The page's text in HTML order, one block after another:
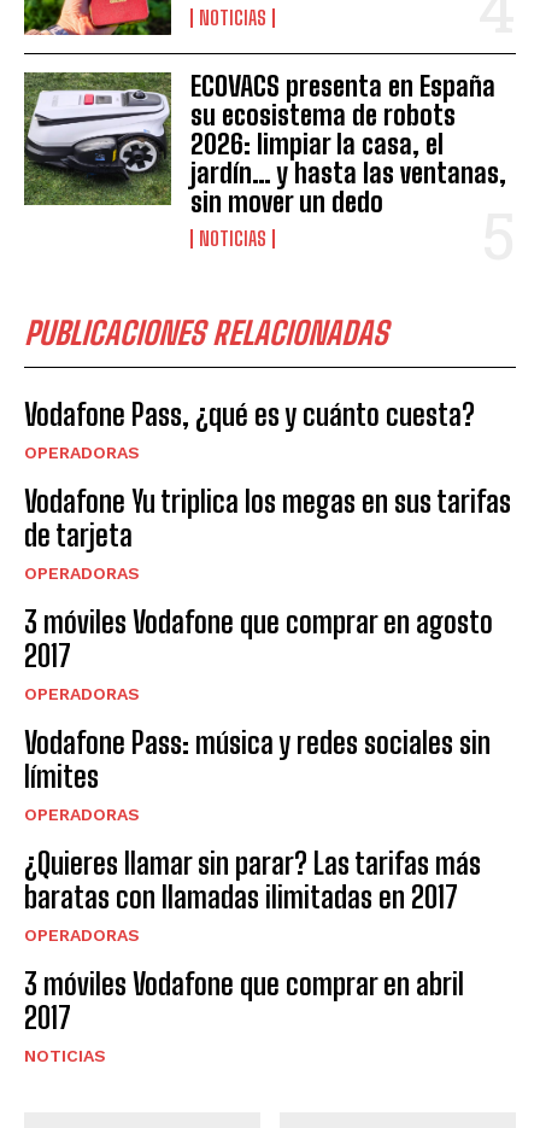
NOTICIAS
ECOVACS presenta en España
su ecosistema de robots
2026: limpiar la casa, el
jardín… y hasta las ventanas,
sin mover un dedo
NOTICIAS
PUBLICACIONES RELACIONADAS
Vodafone Pass, ¿qué es y cuánto cuesta?
OPERADORAS
Vodafone Yu triplica los megas en sus tarifas
de tarjeta
OPERADORAS
3 móviles Vodafone que comprar en agosto
2017
OPERADORAS
Vodafone Pass: música y redes sociales sin
límites
OPERADORAS
¿Quieres llamar sin parar? Las tarifas más
baratas con llamadas ilimitadas en 2017
OPERADORAS
3 móviles Vodafone que comprar en abril
2017
NOTICIAS